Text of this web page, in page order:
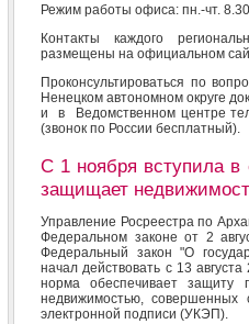
Режим работы офиса: пн.-чт.
Контакты каждого
размещены на официальном
Проконсультироваться по
Ненецком автономном округе
и в Ведомственном центре
(звонок по России бесплатный).
С 1 ноября вступила в
защищает
Управление Росреестра по
Федеральном законе от 2
Федеральный закон "О
начал действовать с 13
норма обеспечивает защиту
недвижимостью, совершенных
электронной подписи (УКЭП).